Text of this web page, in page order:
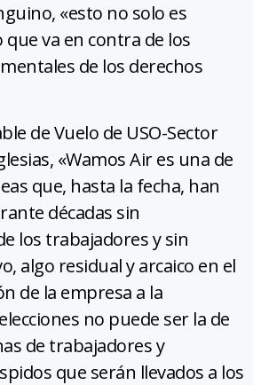
«esto no solo es
va en contra de los
de los derechos
de Vuelo de USO-Sector
«Wamos Air es una de
que, hasta la fecha, han
décadas sin
los trabajadores y sin
algo residual y arcaico en el
de la empresa a la
no puede ser la de
de trabajadores y
que serán llevados a los